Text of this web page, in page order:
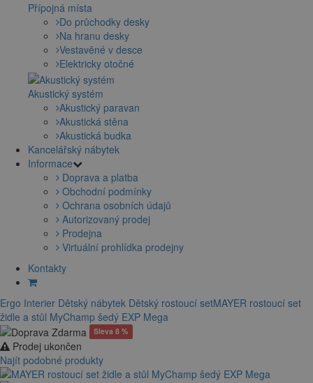
Přípojná místa
Do průchodky desky
Na hranu desky
Vestavěné v desce
Elektricky otočné
Akustický systém
Akustický paravan
Akustická stěna
Akustická budka
Kancelářský nábytek
Informace
Doprava a platba
Obchodní podmínky
Ochrana osobních údajů
Autorizovaný prodej
Prodejna
Virtuální prohlídka prodejny
Kontakty
Ergo Interier Dětský nábytek Dětský rostoucí setMAYER rostoucí set
židle a stůl MyChamp šedý EXP Mega
Sleva 8 %
Prodej ukončen
Najít podobné produkty